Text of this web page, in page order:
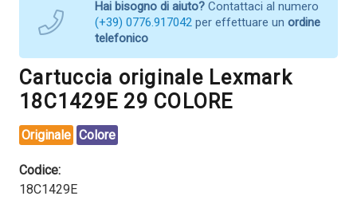
Hai bisogno di aiuto? Contattaci al numero
(+39) 0776.917042 per effettuare un ordine
telefonico
Cartuccia originale Lexmark
18C1429E 29 COLORE
Originale Colore
Codice:
18C1429E